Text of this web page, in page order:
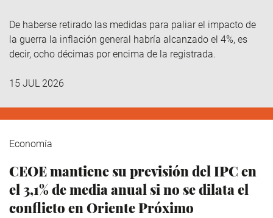
De haberse retirado las medidas para paliar el impacto de
la guerra la inflación general habría alcanzado el 4%, es
decir, ocho décimas por encima de la registrada.
15 JUL 2026
Economía
CEOE mantiene su previsión del IPC en
el 3,1% de media anual si no se dilata el
conflicto en Oriente Próximo